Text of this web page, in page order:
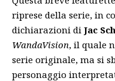
riprese della serie, in
dichiarazioni di Jac
WandaVision, il quale
serie originale, ma si
personaggio